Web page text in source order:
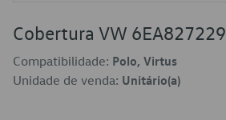
Cobertura VW 6EA827229
Compatibilidade: Polo, Virtus
Unidade de venda: Unitário(a)